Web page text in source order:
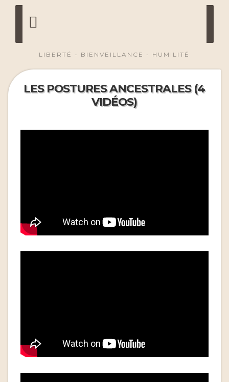
LIBERTÉ - BIENVEILLANCE - HUMILITÉ
LES POSTURES ANCESTRALES (4
VIDÉOS)